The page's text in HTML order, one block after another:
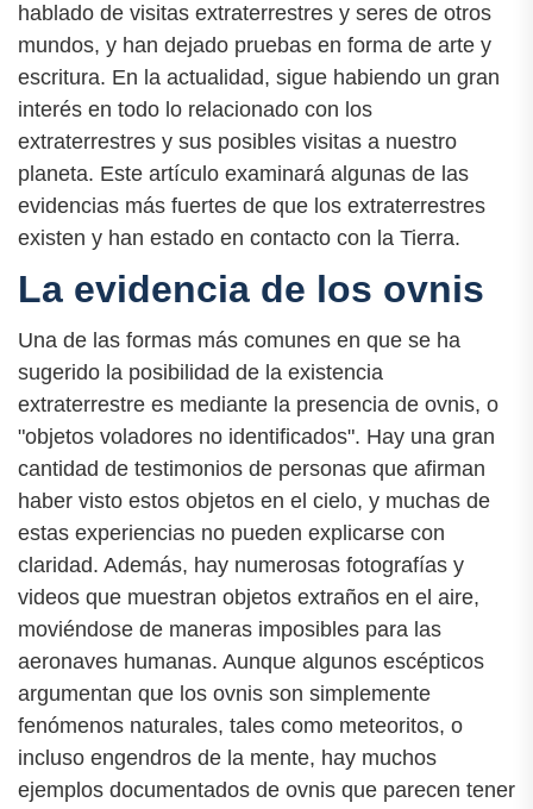
hablado de visitas extraterrestres y seres de otros
mundos, y han dejado pruebas en forma de arte y
escritura. En la actualidad, sigue habiendo un gran
interés en todo lo relacionado con los
extraterrestres y sus posibles visitas a nuestro
planeta. Este artículo examinará algunas de las
evidencias más fuertes de que los extraterrestres
existen y han estado en contacto con la Tierra.
La evidencia de los ovnis
Una de las formas más comunes en que se ha
sugerido la posibilidad de la existencia
extraterrestre es mediante la presencia de ovnis, o
"objetos voladores no identificados". Hay una gran
cantidad de testimonios de personas que afirman
haber visto estos objetos en el cielo, y muchas de
estas experiencias no pueden explicarse con
claridad. Además, hay numerosas fotografías y
videos que muestran objetos extraños en el aire,
moviéndose de maneras imposibles para las
aeronaves humanas. Aunque algunos escépticos
argumentan que los ovnis son simplemente
fenómenos naturales, tales como meteoritos, o
incluso engendros de la mente, hay muchos
ejemplos documentados de ovnis que parecen tener